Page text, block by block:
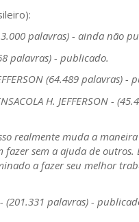
palavras) - ainda não
palavras) - publicado.
(64.489 palavras) -
H. JEFFERSON -
realmente muda a
sem a ajuda de
a fazer seu melhor
(201.331 palavras) -